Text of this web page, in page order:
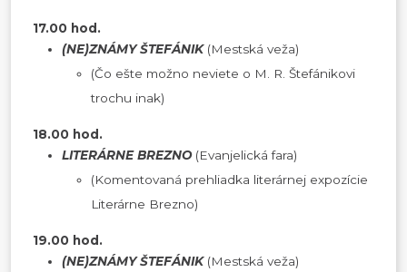
17.00 hod.
(NE)ZNÁMY ŠTEFÁNIK (Mestská veža)
(Čo ešte možno neviete o M. R. Štefánikovi
trochu inak)
18.00 hod.
LITERÁRNE BREZNO(Evanjelická fara)
(Komentovaná prehliadka literárnej expozície
Literárne Brezno)
19.00 hod.
(NE)ZNÁMY ŠTEFÁNIK(Mestská veža)